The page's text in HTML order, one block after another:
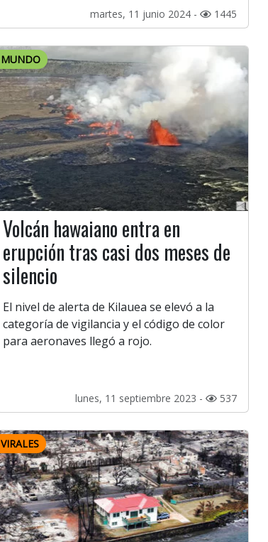
martes, 11 junio 2024 - 1445
MUNDO
Volcán hawaiano entra en
erupción tras casi dos meses de
silencio
El nivel de alerta de Kilauea se elevó a la
categoría de vigilancia y el código de color
para aeronaves llegó a rojo.
lunes, 11 septiembre 2023 - 537
VIRALES